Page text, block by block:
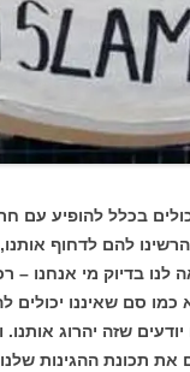
בכלל להופיע עם
להם לדחוף
לנו בדיוק מי אנחנו –
כמו סם שאיננו יכולים
שזה יהרוג
תכונת ההגינות שלנו